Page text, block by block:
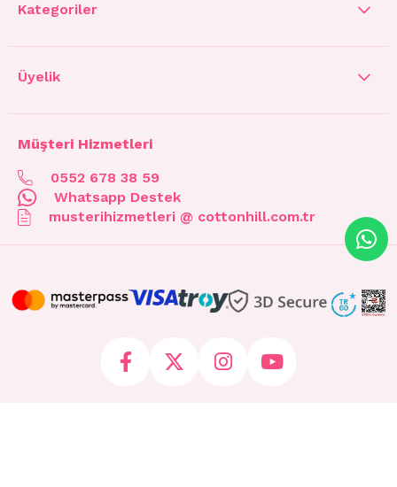
Kategoriler
Üyelik
Müşteri Hizmetleri
0552 678 38 59
Whatsapp Destek
musterihizmetleri @ cottonhill.com.tr